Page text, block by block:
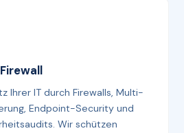
Ihrer IT durch Firewalls, Multi-
Endpoint-Security und
Wir schützen